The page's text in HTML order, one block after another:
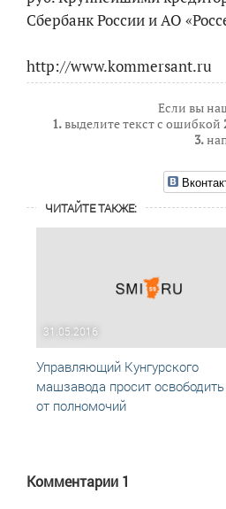
Сбербанк России и АО
http://www.kommersant.ru
Если вы
1.выделите текст с ошибкой
3.
ЧИТАЙТЕ ТАКЖЕ:
31.05.2016
Управляющий Кунгурского
машзавода просит освободить
от полномочий
Комментарии 1